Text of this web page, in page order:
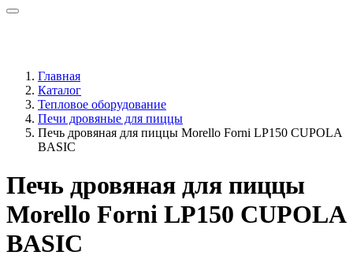
Главная
Каталог
Тепловое оборудование
Печи дровяные для пиццы
Печь дровяная для пиццы Morello Forni LP150 CUPOLA
BASIC
Печь дровяная для пиццы
Morello Forni LP150 CUPOLA
BASIC